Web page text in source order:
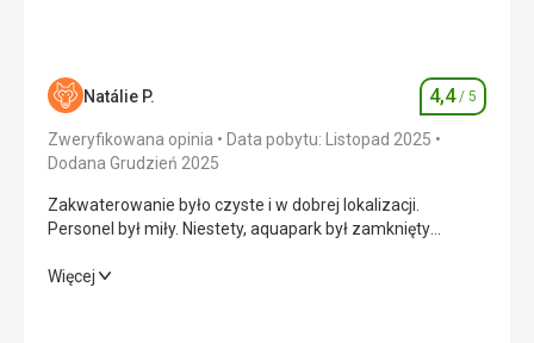
Natálie P. Ocena
4,4/ 5
Zweryfikowana opinia
Data pobytu: Listopad 2025
Dodana Grudzień 2025
Zakwaterowanie było czyste i w dobrej lokalizacji.
Personel był miły. Niestety, aquapark był zamknięty
pobytu. Jedzenie było wystarczające i smaczne.
Zakwaterowanie było czyste i w dobrej lokalizacji.
Więcej